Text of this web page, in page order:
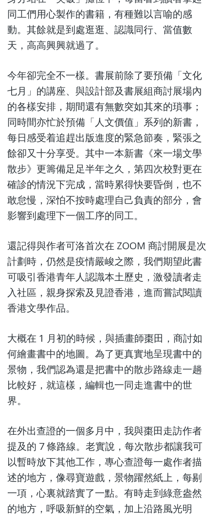
同工們用心製作的書籍，有種難以言喻的感
動。其餘就是到處逛逛、認識同行、當值數
天，高高興興就過了。
今年卻完全不一樣。書展前除了要預備「文化
七月」的講座、與設計部及書展組商討展場內
的各樣安排，期間還有無數突如其來的瑣事；
同時間亦忙於預備「人文價值」系列的新書，
每日感受着追趕出版進度的緊急節奏，緊張之
餘卻又十分享受。其中一本新書《來一場文學
散步》更籌備足足半年之久，第四次校對更在
確診的情況下完成，當時累得快要昏倒，也不
敢怠慢，深怕不按時處理自己負責的部分，會
影響到處理下一個工序的同工。
還記得與作者可洛首次在 ZOOM 商討開展是次
計劃時，仍然是疫情嚴峻之際，我們期望此書
可吸引香港青年人認識本土歷史，激發讀者走
入社區，親身探索及見證香港，進而嘗試閱讀
香港文學作品。
大概在 1 月初的時候，與插畫師棗田，商討如
何繪畫書中的地圖。為了更真實地呈現書中的
景物，我們認為還是把書中的散步路線走一趟
比較好，就這樣，編輯也一同走進書中的世
界。
在外出查證的一個多月中，我與棗田走訪作者
提及的 7 條路線。老實說，每次散步都讓我可
以暫時放下其他工作，專心查證每一處作者描
述的地方，像尋寶遊戲，景物躍然紙上，每剔
一項，心裏就踏實了一點。有時走到綠意盎然
的地方，呼吸新鮮的空氣，加上沿路風光明